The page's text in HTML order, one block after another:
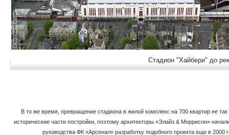
Стадион "Хайбери" до
В то же время, превращение стадиона в жилой комплекс на 700 квартир не так
исторические части постройки, поэтому архитекторы «Элайз & Моррисон»
руководства ФК «Арсенал» разработку подобного проекта еще в 2000